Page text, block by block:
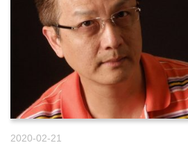
2020-02-21